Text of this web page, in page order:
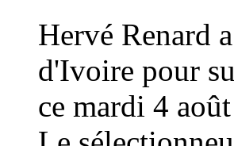
Hervé Renard
d'Ivoire pour
ce mardi 4